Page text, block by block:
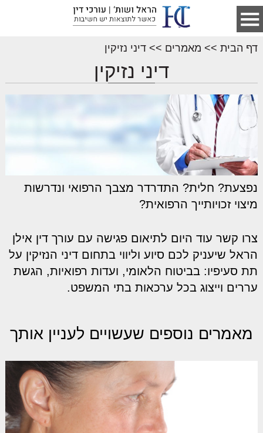
דף הבית>> מאמרים >> דיני נזיקין
דיני נזיקין
נפצעת? חלית? התדרדר מצבך הרפואי ונדרשות
מיצוי זכויותייך הרפואית?
צרו קשר עוד היום לתיאום פגישה עם עורך דין אילן
הראל שיעניק לכם סיוע וליווי בתחום דיני הנזיקין על
תת סעיפיו: בביטוח הלאומי, ועדות רפואיות, הגשת
עררים וייצוג בכל ערכאות בתי המשפט.
מאמרים נוספים שעשויים לעניין אותך